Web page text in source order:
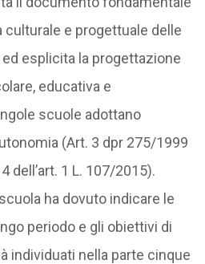
culturale e progettuale delle
esplicita la progettazione
educativa e
scuole adottano
(Art. 3 dpr 275/1999
dell’art. 1 L. 107/2015).
ha dovuto indicare le
periodo e gli obiettivi di
individuati nella parte cinque